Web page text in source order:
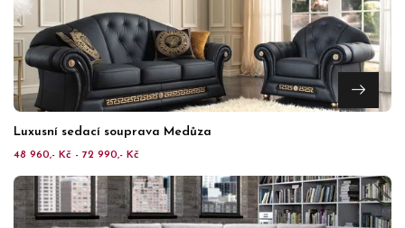
Luxusní sedací souprava Medůza
48 960,- Kč - 72 990,- Kč